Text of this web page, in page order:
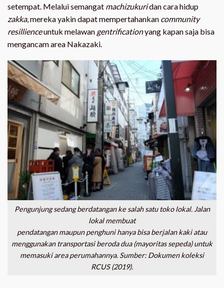
setempat. Melalui semangat machizukuridan cara hidup
zakka, mereka yakin dapat mempertahankan community
resillienceuntuk melawan gentrificationyang kapan saja bisa
mengancam area Nakazaki.
Pengunjung sedang berdatangan ke salah satu toko lokal. Jalan
lokal membuat
pendatangan maupun penghuni hanya bisa berjalan kaki atau
menggunakan transportasi beroda dua (mayoritas sepeda) untuk
memasuki area perumahannya. Sumber: Dokumen koleksi
RCUS (2019).